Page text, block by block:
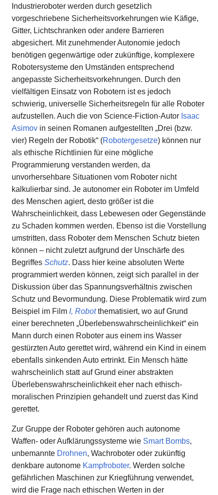
Industrieroboter werden durch gesetzlich
vorgeschriebene Sicherheitsvorkehrungen wie Käfige,
Gitter, Lichtschranken oder andere Barrieren
abgesichert. Mit zunehmender Autonomie jedoch
benötigen gegenwärtige oder zukünftige, komplexere
Robotersysteme den Umständen entsprechend
angepasste Sicherheitsvorkehrungen. Durch den
vielfältigen Einsatz von Robotern ist es jedoch
schwierig, universelle Sicherheitsregeln für alle Roboter
aufzustellen. Auch die von Science-Fiction-Autor Isaac
Asimov in seinen Romanen aufgestellten „Drei (bzw.
vier) Regeln der Robotik“ (Robotergesetze) können nur
als ethische Richtlinien für eine mögliche
Programmierung verstanden werden, da
unvorhersehbare Situationen vom Roboter nicht
kalkulierbar sind. Je autonomer ein Roboter im Umfeld
des Menschen agiert, desto größer ist die
Wahrscheinlichkeit, dass Lebewesen oder Gegenstände
zu Schaden kommen werden. Ebenso ist die Vorstellung
umstritten, dass Roboter dem Menschen Schutz bieten
können – nicht zuletzt aufgrund der Unschärfe des
Begriffes Schutz. Dass hier keine absoluten Werte
programmiert werden können, zeigt sich parallel in der
Diskussion über das Spannungsverhältnis zwischen
Schutz und Bevormundung. Diese Problematik wird zum
Beispiel im Film I, Robotthematisiert, wo auf Grund
einer berechneten „Überlebenswahrscheinlichkeit“ ein
Mann durch einen Roboter aus einem ins Wasser
gestürzten Auto gerettet wird, während ein Kind in einem
ebenfalls sinkenden Auto ertrinkt. Ein Mensch hätte
wahrscheinlich statt auf Grund einer abstrakten
Überlebenswahrscheinlichkeit eher nach ethisch-
moralischen Prinzipien gehandelt und zuerst das Kind
gerettet.
Zur Gruppe der Roboter gehören auch autonome
Waffen- oder Aufklärungssysteme wie Smart Bombs,
unbemannte Drohnen, Wachroboter oder zukünftig
denkbare autonome Kampfroboter. Werden solche
gefährlichen Maschinen zur Kriegführung verwendet,
wird die Frage nach ethischen Werten in der